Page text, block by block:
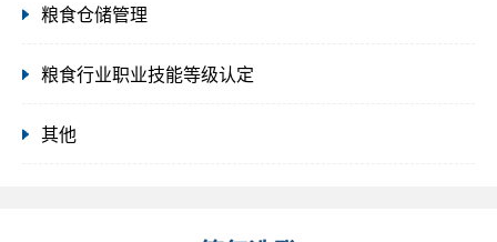
粮食仓储管理
粮食行业职业技能等级认定
其他